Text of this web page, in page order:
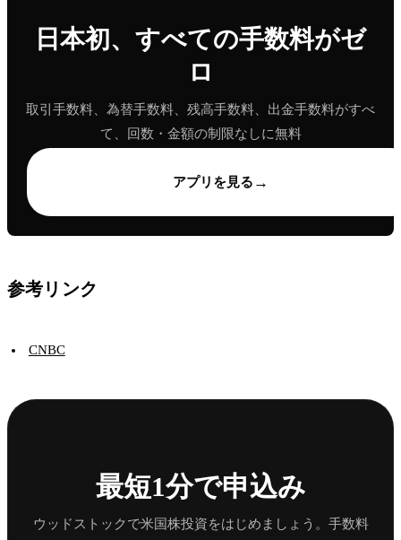
日本初、すべての手数料がゼ
ロ
取引手数料、為替手数料、残高手数料、出金手数料がすべ
て、回数・金額の制限なしに無料
アプリを見る →
参考リンク
CNBC
最短1分で申込み
ウッドストックで米国株投資をはじめましょう。手数料